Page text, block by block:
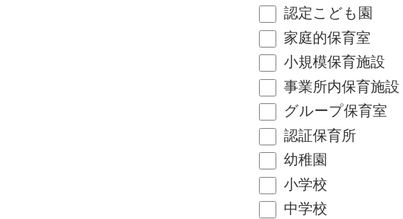
認定こども園
家庭的保育室
小規模保育施設
事業所内保育施設
グループ保育室
認証保育所
幼稚園
小学校
中学校